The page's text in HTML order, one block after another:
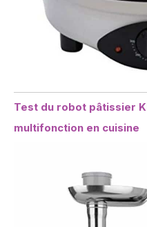
Test du robot pâtissier
multifonction en cuisine